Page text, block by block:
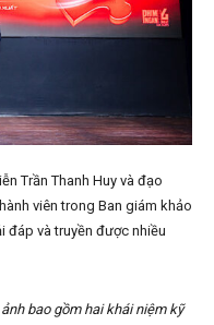
Trần Thanh Huy và đạo
viên trong Ban giám khảo
đáp và truyền được nhiều
ảnh bao gồm hai khái niệm kỹ